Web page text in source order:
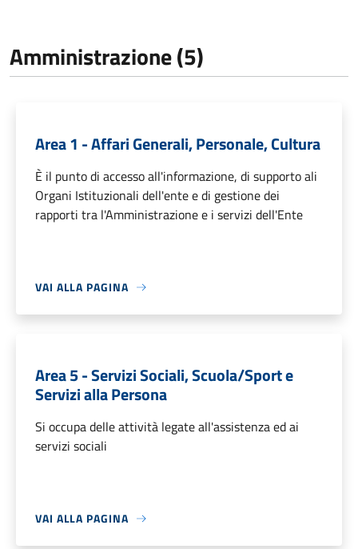
Amministrazione (5)
Area 1 - Affari Generali, Personale, Cultura
È il punto di accesso all'informazione, di supporto ali
Organi Istituzionali dell'ente e di gestione dei
rapporti tra l'Amministrazione e i servizi dell'Ente
VAI ALLA PAGINA
Area 5 - Servizi Sociali, Scuola/Sport e
Servizi alla Persona
Si occupa delle attività legate all'assistenza ed ai
servizi sociali
VAI ALLA PAGINA